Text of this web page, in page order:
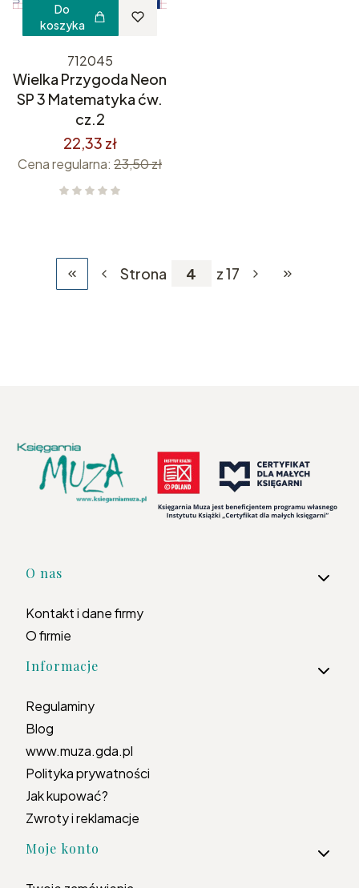
Do
koszyka
712045
Wielka Przygoda Neon
SP 3 Matematyka ćw.
cz.2
22,33 zł
Cena regularna: 23,50 zł
Wróć do pierwszej strony z produktami
Strona z 17 Przejdź do
Linki w stopce
O nas
Kontakt i dane firmy
O firmie
Informacje
Regulaminy
Blog
www.muza.gda.pl
Polityka prywatności
Jak kupować?
Zwroty i reklamacje
Moje konto